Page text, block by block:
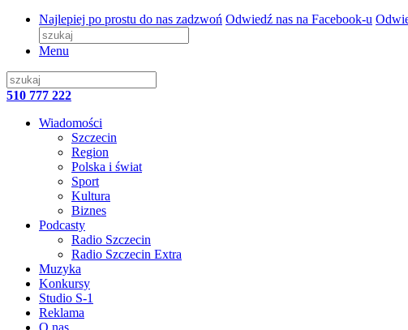
Najlepiej po prostu do nas zadzwoń Odwiedź nas na Facebook-u
Menu
510 777 222
Wiadomości
Szczecin
Region
Polska i świat
Sport
Kultura
Biznes
Podcasty
Radio Szczecin
Radio Szczecin Extra
Muzyka
Konkursy
Studio S-1
Reklama